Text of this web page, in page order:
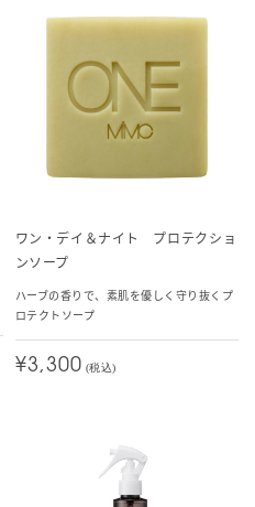
ワン・デイ＆ナイト プロテクショ
ンソープ
ハーブの香りで、素肌を優しく守り抜くプ
ロテクトソープ
¥3,300 (税込)